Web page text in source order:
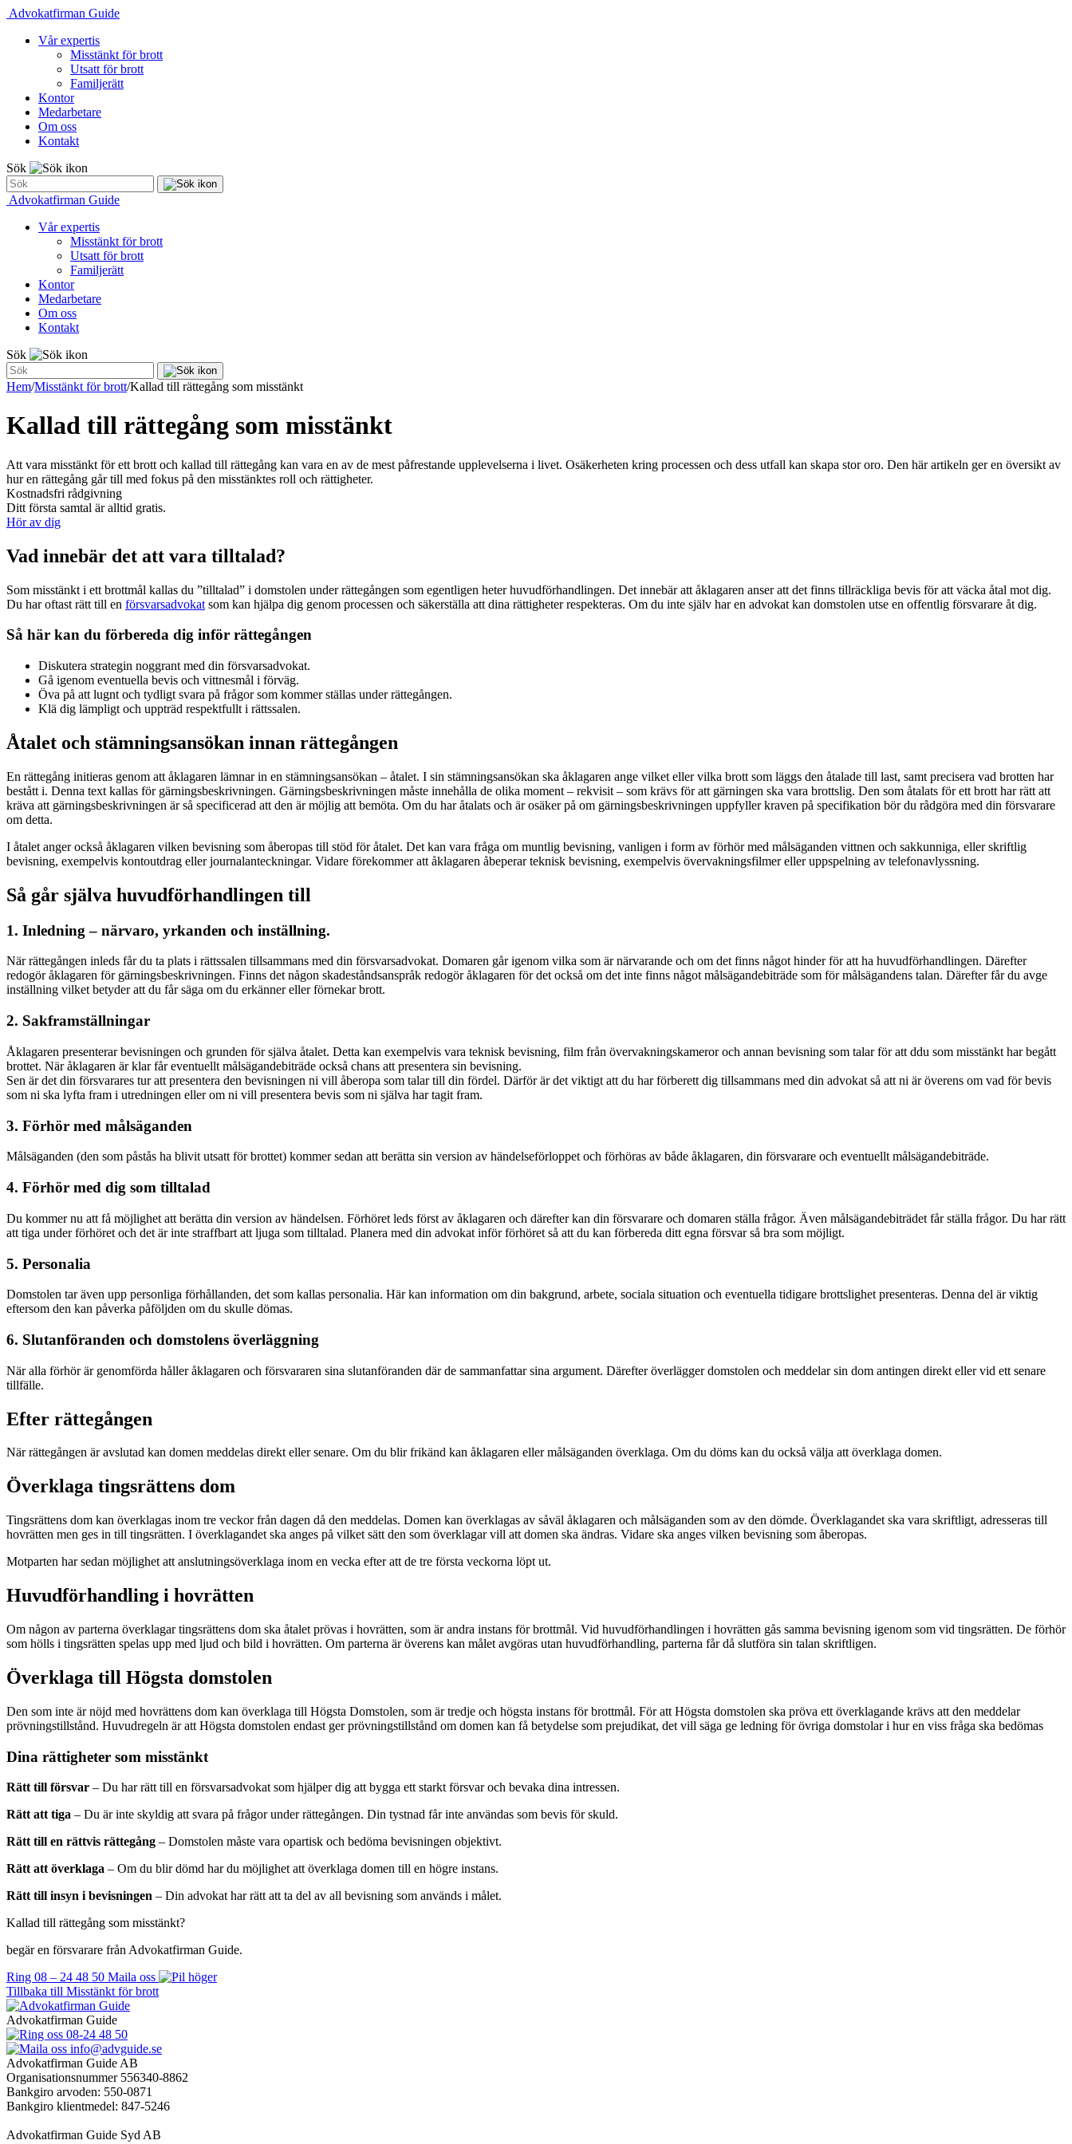
Advokatfirman Guide
Vår expertis
Misstänkt för brott
Utsatt för brott
Familjerätt
Kontor
Medarbetare
Om oss
Kontakt
Sök
Advokatfirman Guide
Vår expertis
Misstänkt för brott
Utsatt för brott
Familjerätt
Kontor
Medarbetare
Om oss
Kontakt
Sök
Hem/Misstänkt för brott/Kallad till rättegång som misstänkt
Kallad till rättegång som misstänkt
Att vara misstänkt för ett brott och kallad till rättegång kan vara en av de mest påfrestande upplevelserna i livet. Osäkerheten kring processen och dess utfall kan skapa stor oro. Den här artikeln ger en översikt av
hur en rättegång går till med fokus på den misstänktes roll och rättigheter.
Kostnadsfri rådgivning
Ditt första samtal är alltid gratis.
Hör av dig
Vad innebär det att vara tilltalad?
Som misstänkt i ett brottmål kallas du ”tilltalad” i domstolen under rättegången som egentligen heter huvudförhandlingen. Det innebär att åklagaren anser att det finns tillräckliga bevis för att väcka åtal mot dig.
Du har oftast rätt till en försvarsadvokat som kan hjälpa dig genom processen och säkerställa att dina rättigheter respekteras. Om du inte själv har en advokat kan domstolen utse en offentlig försvarare åt dig.
Så här kan du förbereda dig inför rättegången
Diskutera strategin noggrant med din försvarsadvokat.
Gå igenom eventuella bevis och vittnesmål i förväg.
Öva på att lugnt och tydligt svara på frågor som kommer ställas under rättegången.
Klä dig lämpligt och uppträd respektfullt i rättssalen.
Åtalet och stämningsansökan innan rättegången
En rättegång initieras genom att åklagaren lämnar in en stämningsansökan – åtalet. I sin stämningsansökan ska åklagaren ange vilket eller vilka brott som läggs den åtalade till last, samt precisera vad brotten har
bestått i. Denna text kallas för gärningsbeskrivningen. Gärningsbeskrivningen måste innehålla de olika moment – rekvisit – som krävs för att gärningen ska vara brottslig. Den som åtalats för ett brott har rätt att
kräva att gärningsbeskrivningen är så specificerad att den är möjlig att bemöta. Om du har åtalats och är osäker på om gärningsbeskrivningen uppfyller kraven på specifikation bör du rådgöra med din försvarare
om detta.
I åtalet anger också åklagaren vilken bevisning som åberopas till stöd för åtalet. Det kan vara fråga om muntlig bevisning, vanligen i form av förhör med målsäganden vittnen och sakkunniga, eller skriftlig
bevisning, exempelvis kontoutdrag eller journalanteckningar. Vidare förekommer att åklagaren åbeperar teknisk bevisning, exempelvis övervakningsfilmer eller uppspelning av telefonavlyssning.
Så går själva huvudförhandlingen till
1. Inledning – närvaro, yrkanden och inställning.
När rättegången inleds får du ta plats i rättssalen tillsammans med din försvarsadvokat. Domaren går igenom vilka som är närvarande och om det finns något hinder för att ha huvudförhandlingen. Därefter
redogör åklagaren för gärningsbeskrivningen. Finns det någon skadeståndsanspråk redogör åklagaren för det också om det inte finns något målsägandebiträde som för målsägandens talan. Därefter får du avge
inställning vilket betyder att du får säga om du erkänner eller förnekar brott.
2. Sakframställningar
Åklagaren presenterar bevisningen och grunden för själva åtalet. Detta kan exempelvis vara teknisk bevisning, film från övervakningskameror och annan bevisning som talar för att ddu som misstänkt har begått
brottet. När åklagaren är klar får eventuellt målsägandebiträde också chans att presentera sin bevisning.
Sen är det din försvarares tur att presentera den bevisningen ni vill åberopa som talar till din fördel. Därför är det viktigt att du har förberett dig tillsammans med din advokat så att ni är överens om vad för bevis
som ni ska lyfta fram i utredningen eller om ni vill presentera bevis som ni själva har tagit fram.
3. Förhör med målsäganden
Målsäganden (den som påstås ha blivit utsatt för brottet) kommer sedan att berätta sin version av händelseförloppet och förhöras av både åklagaren, din försvarare och eventuellt målsägandebiträde.
4. Förhör med dig som tilltalad
Du kommer nu att få möjlighet att berätta din version av händelsen. Förhöret leds först av åklagaren och därefter kan din försvarare och domaren ställa frågor. Även målsägandebiträdet får ställa frågor. Du har rätt
att tiga under förhöret och det är inte straffbart att ljuga som tilltalad. Planera med din advokat inför förhöret så att du kan förbereda ditt egna försvar så bra som möjligt.
5. Personalia
Domstolen tar även upp personliga förhållanden, det som kallas personalia. Här kan information om din bakgrund, arbete, sociala situation och eventuella tidigare brottslighet presenteras. Denna del är viktig
eftersom den kan påverka påföljden om du skulle dömas.
6. Slutanföranden och domstolens överläggning
När alla förhör är genomförda håller åklagaren och försvararen sina slutanföranden där de sammanfattar sina argument. Därefter överlägger domstolen och meddelar sin dom antingen direkt eller vid ett senare
tillfälle.
Efter rättegången
När rättegången är avslutad kan domen meddelas direkt eller senare. Om du blir frikänd kan åklagaren eller målsäganden överklaga. Om du döms kan du också välja att överklaga domen.
Överklaga tingsrättens dom
Tingsrättens dom kan överklagas inom tre veckor från dagen då den meddelas. Domen kan överklagas av såväl åklagaren och målsäganden som av den dömde. Överklagandet ska vara skriftligt, adresseras till
hovrätten men ges in till tingsrätten. I överklagandet ska anges på vilket sätt den som överklagar vill att domen ska ändras. Vidare ska anges vilken bevisning som åberopas.
Motparten har sedan möjlighet att anslutningsöverklaga inom en vecka efter att de tre första veckorna löpt ut.
Huvudförhandling i hovrätten
Om någon av parterna överklagar tingsrättens dom ska åtalet prövas i hovrätten, som är andra instans för brottmål. Vid huvudförhandlingen i hovrätten gås samma bevisning igenom som vid tingsrätten. De förhör
som hölls i tingsrätten spelas upp med ljud och bild i hovrätten. Om parterna är överens kan målet avgöras utan huvudförhandling, parterna får då slutföra sin talan skriftligen.
Överklaga till Högsta domstolen
Den som inte är nöjd med hovrättens dom kan överklaga till Högsta Domstolen, som är tredje och högsta instans för brottmål. För att Högsta domstolen ska pröva ett överklagande krävs att den meddelar
prövningstillstånd. Huvudregeln är att Högsta domstolen endast ger prövningstillstånd om domen kan få betydelse som prejudikat, det vill säga ge ledning för övriga domstolar i hur en viss fråga ska bedömas
Dina rättigheter som misstänkt
Rätt till försvar – Du har rätt till en försvarsadvokat som hjälper dig att bygga ett starkt försvar och bevaka dina intressen.
Rätt att tiga – Du är inte skyldig att svara på frågor under rättegången. Din tystnad får inte användas som bevis för skuld.
Rätt till en rättvis rättegång – Domstolen måste vara opartisk och bedöma bevisningen objektivt.
Rätt att överklaga – Om du blir dömd har du möjlighet att överklaga domen till en högre instans.
Rätt till insyn i bevisningen – Din advokat har rätt att ta del av all bevisning som används i målet.
Kallad till rättegång som misstänkt?
begär en försvarare från Advokatfirman Guide.
Ring 08 – 24 48 50 Maila oss
Tillbaka till Misstänkt för brott
Advokatfirman Guide
08-24 48 50
info@advguide.se
Advokatfirman Guide AB
Organisationsnummer 556340-8862
Bankgiro arvoden: 550-0871
Bankgiro klientmedel: 847-5246
Advokatfirman Guide Syd AB